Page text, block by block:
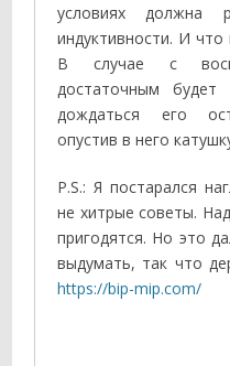
условиях должна
индуктивности. И что
В случае с
достаточным
дождаться его
опустив в него
P.S.: Я постарался
не хитрые советы.
пригодятся. Но это
выдумать, так что
https://bip-mip.com/